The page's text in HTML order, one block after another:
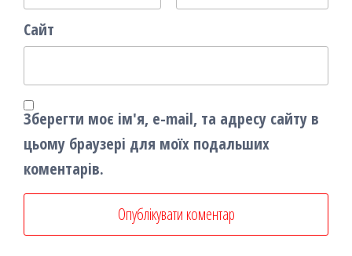
Сайт
Зберегти моє ім'я, e-mail, та адресу сайту в
цьому браузері для моїх подальших
коментарів.